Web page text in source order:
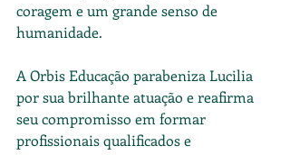
coragem e um grande senso de
humanidade.
A Orbis Educação parabeniza Lucilia
por sua brilhante atuação e reafirma
seu compromisso em formar
profissionais qualificados e